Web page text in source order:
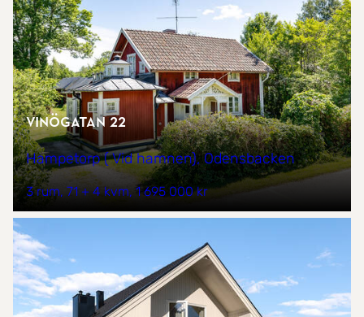
Vinögatan 22
Hampetorp ( Vid hamnen), Odensbacken
3 rum 71 + 4 kvm 1 695 000 kr